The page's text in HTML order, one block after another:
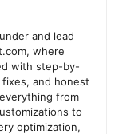
and lead
where
with step-by-
and honest
from
to
optimization,